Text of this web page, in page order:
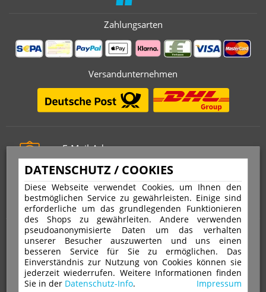
DATENSCHUTZ / COOKIES
Diese Webseite verwendet Cookies, um Ihnen den
bestmöglichen Service zu gewährleisten. Einige sind
erforderliche um das grundlegenden Funktionieren
des Shops zu gewährleiten. Andere verwenden
pseudoanonymisierte Daten um das verhalten
unserer Besucher auszuwerten und uns einen
besseren Service für Sie zu ermöglichen. Das
Einverständnis zur Nutzung von Cookies können sie
jederzeit wiederrufen. Weitere Informationen finden
Sie in der Datenschutz-Info. Impressum
Zahlungsarten
Versandunternehmen
E-Mail-Adresse
info@stempelfritz.de
Telefon
0221 677 812 08
Über uns
VERTRAG WIDERRUFEN
IMPRESSUM
DATENSCHUTZ
WIDERRUFSRECHT AGB